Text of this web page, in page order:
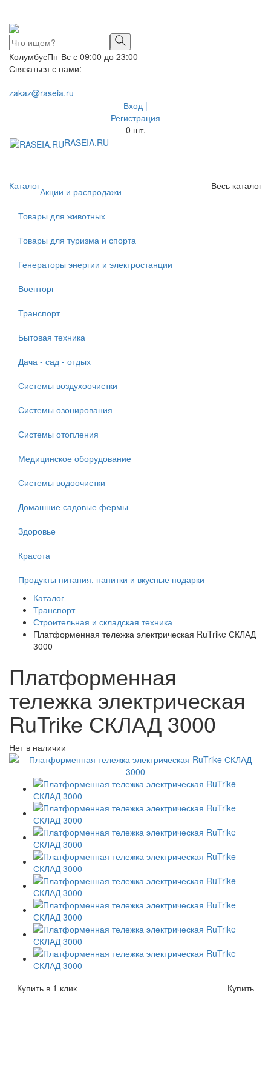
КолумбусПн-Вс с 09:00 до 23:00
Связаться с нами:
zakaz@raseia.ru
Вход |
Регистрация
0 шт.
RASEIA.RU
Каталог
Весь каталог
Акции и распродажи
Товары для животных
Товары для туризма и спорта
Генераторы энергии и электростанции
Военторг
Транспорт
Бытовая техника
Дача - сад - отдых
Системы воздухоочистки
Системы озонирования
Системы отопления
Медицинское оборудование
Системы водоочистки
Домашние садовые фермы
Здоровье
Красота
Продукты питания, напитки и вкусные подарки
Каталог
Транспорт
Строительная и складская техника
Платформенная тележка электрическая RuTrike СКЛАД
3000
Платформенная
тележка электрическая
RuTrike СКЛАД 3000
Нет в наличии
Купить в 1 клик Купить